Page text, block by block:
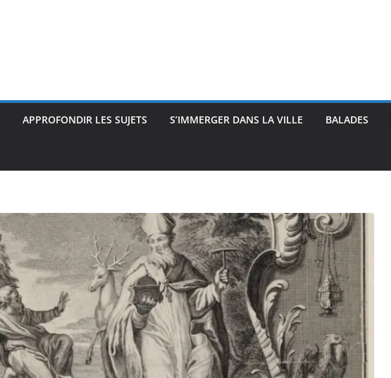
APPROFONDIR LES SUJETS S’IMMERGER DANS LA VILLE BALADES